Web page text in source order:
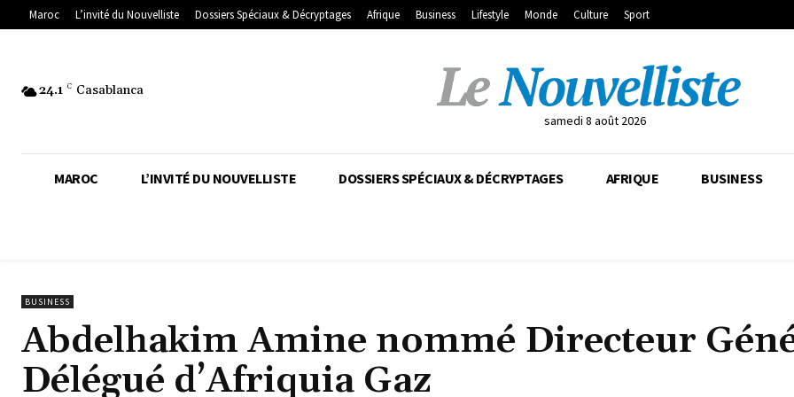
Maroc L’invité du Nouvelliste Dossiers Spéciaux & Décryptages Afrique Business Lifestyle Monde Culture Sport
24.1 C Casablanca
samedi 8 août 2026
MAROC L’INVITÉ DU NOUVELLISTE DOSSIERS SPÉCIAUX & DÉCRYPTAGES AFRIQUE BUSINESS
BUSINESS
Abdelhakim Amine nommé Directeur
Délégué d’Afriquia Gaz